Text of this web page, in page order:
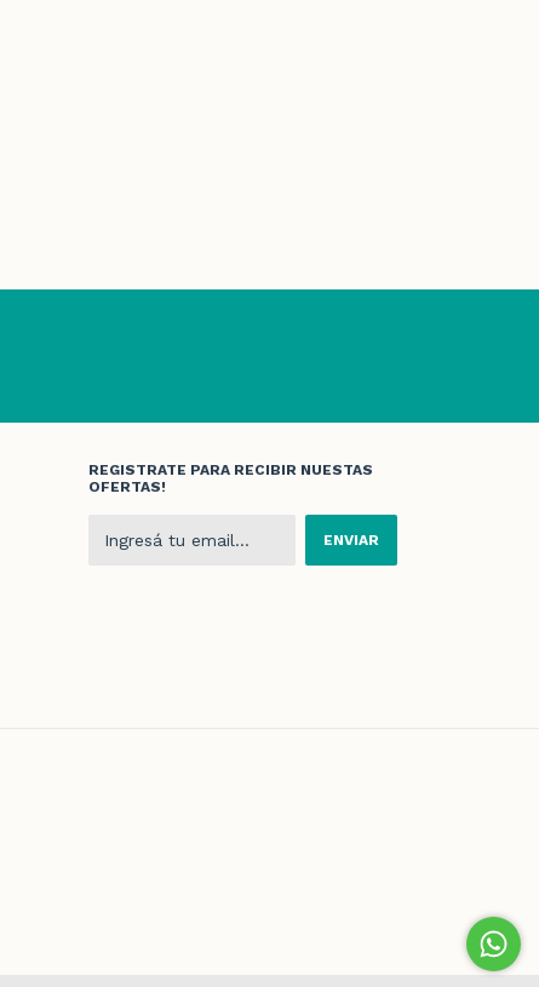
REGISTRATE PARA RECIBIR NUESTAS
OFERTAS!